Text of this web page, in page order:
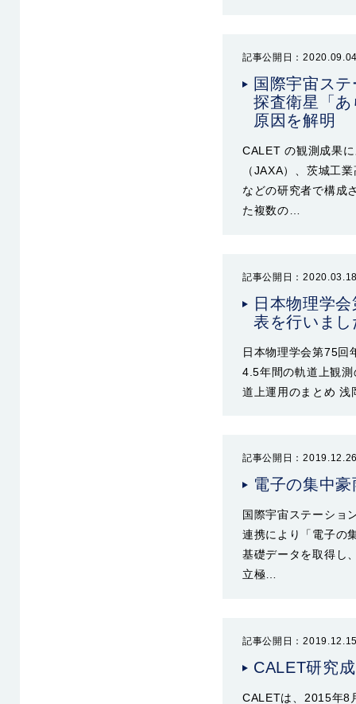
記事公開日：
国際宇宙ス
探査衛星「
原因を解明
CALET の観測成果
（JAXA）、茨城工
などの研究者で構成
た複数の…
記事公開日：
日本物理学
表を行いまし
日本物理学会第75回
4.5年間の軌道上観
道上運用のまとめ
記事公開日：
電子の集中
国際宇宙ステーショ
連携により「電子の
基礎データを取得し
立極…
記事公開日：
CALET研究
CALETは、2015年8